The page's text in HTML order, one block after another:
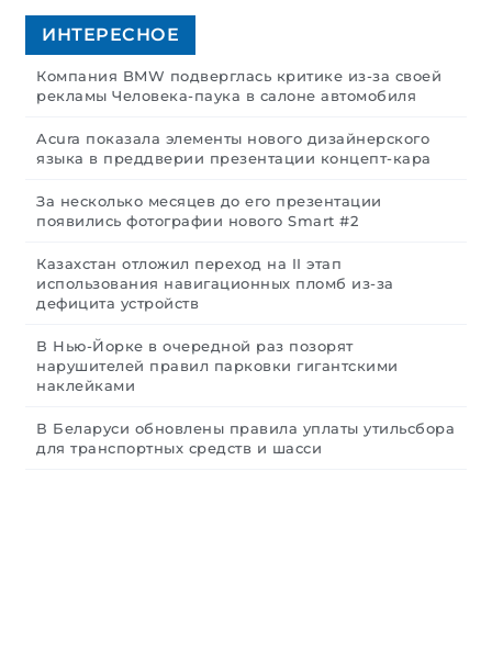
ИНТЕРЕСНОЕ
Компания BMW подверглась критике из-за своей
рекламы Человека-паука в салоне автомобиля
Acura показала элементы нового дизайнерского
языка в преддверии презентации концепт-кара
За несколько месяцев до его презентации
появились фотографии нового Smart #2
Казахстан отложил переход на II этап
использования навигационных пломб из-за
дефицита устройств
В Нью-Йорке в очередной раз позорят
нарушителей правил парковки гигантскими
наклейками
В Беларуси обновлены правила уплаты утильсбора
для транспортных средств и шасси